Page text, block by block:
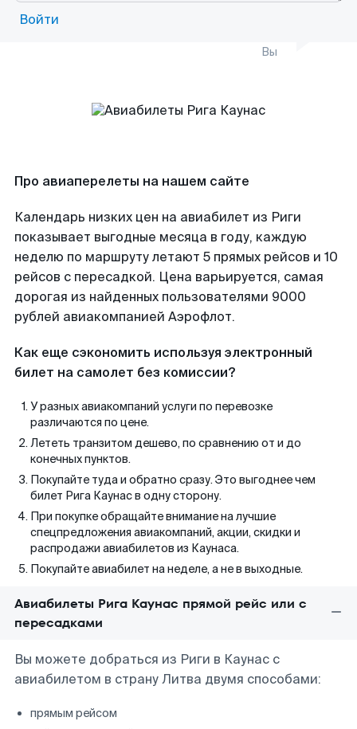
Войти
Вы
Про авиаперелеты на нашем сайте
Календарь низких цен на авиабилет из Риги
показывает выгодные месяца в году, каждую
неделю по маршруту летают 5 прямых рейсов и 10
рейсов с пересадкой. Цена варьируется, самая
дорогая из найденных пользователями 9000
рублей авиакомпанией Аэрофлот.
Как еще сэкономить используя электронный
билет на самолет без комиссии?
У разных авиакомпаний услуги по перевозке
различаются по цене.
Лететь транзитом дешево, по сравнению от и до
конечных пунктов.
Покупайте туда и обратно сразу. Это выгоднее чем
билет Рига Каунас в одну сторону.
При покупке обращайте внимание на лучшие
спецпредложения авиакомпаний, акции, скидки и
распродажи авиабилетов из Каунаса.
Покупайте авиабилет на неделе, а не в выходные.
Авиабилеты Рига Каунас прямой рейс или с
пересадками
Вы можете добраться из Риги в Каунас с
авиабилетом в страну Литва двумя способами:
прямым рейсом